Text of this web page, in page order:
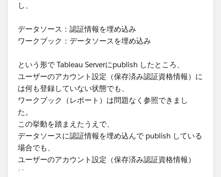
し、
データソース：認証情報を埋め込み
ワークブック：データソースを埋め込み
という形で Tableau Serverにpublish したところ、
ユーザーのアカウント設定（保存済み認証資格情報）に
は何も登録していない状態でも、
ワークブック（レポート）は問題なく参照できまし
た。
この挙動を踏まえたうえで、
データソースに認証情報を埋め込んで publish している
場合でも、
ユーザーのアカウント設定（保存済み認証資格情報）
に